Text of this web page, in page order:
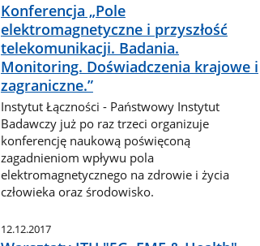
Konferencja „Pole
elektromagnetyczne i przyszłość
telekomunikacji. Badania.
Monitoring. Doświadczenia krajowe i
zagraniczne.”
Instytut Łączności - Państwowy Instytut
Badawczy już po raz trzeci organizuje
konferencję naukową poświęconą
zagadnieniom wpływu pola
elektromagnetycznego na zdrowie i życia
człowieka oraz środowisko.
12.12.2017